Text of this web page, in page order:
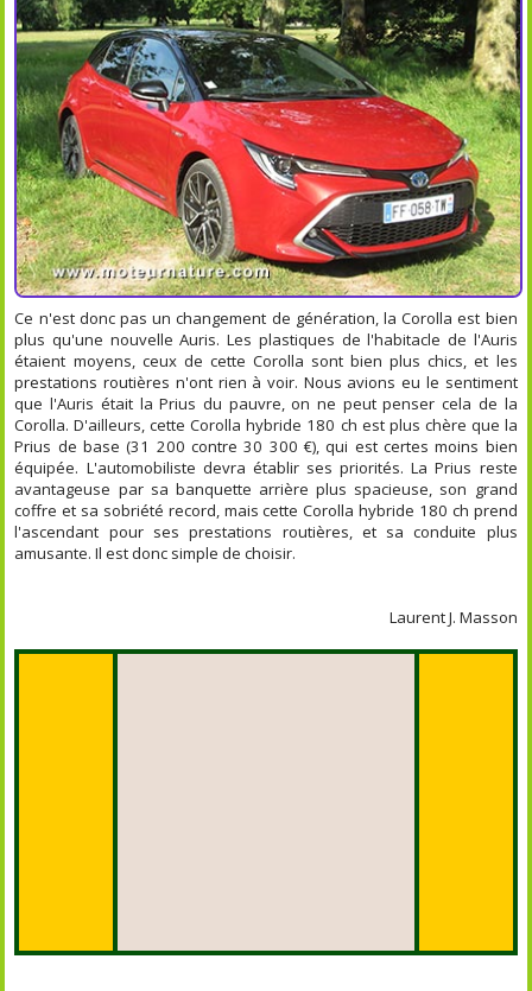
Ce n'est donc pas un changement de génération, la Corolla est bien
plus qu'une nouvelle Auris. Les plastiques de l'habitacle de l'Auris
étaient moyens, ceux de cette Corolla sont bien plus chics, et les
prestations routières n'ont rien à voir. Nous avions eu le sentiment
que l'Auris était la Prius du pauvre, on ne peut penser cela de la
Corolla. D'ailleurs, cette Corolla hybride 180 ch est plus chère que la
Prius de base (31 200 contre 30 300 €), qui est certes moins bien
équipée. L'automobiliste devra établir ses priorités. La Prius reste
avantageuse par sa banquette arrière plus spacieuse, son grand
coffre et sa sobriété record, mais cette Corolla hybride 180 ch prend
l'ascendant pour ses prestations routières, et sa conduite plus
amusante. Il est donc simple de choisir.
Laurent J. Masson